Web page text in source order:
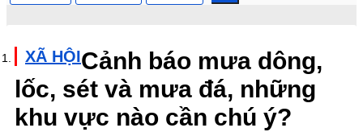
XÃ HỘICảnh báo mưa dông,
lốc, sét và mưa đá, những
khu vực nào cần chú ý?